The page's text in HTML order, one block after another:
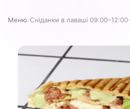
Меню›Сніданки в лаваші 09:00–12:00›